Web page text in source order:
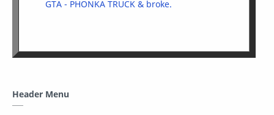
GTA - PHONKA TRUCK & broke.
Header Menu